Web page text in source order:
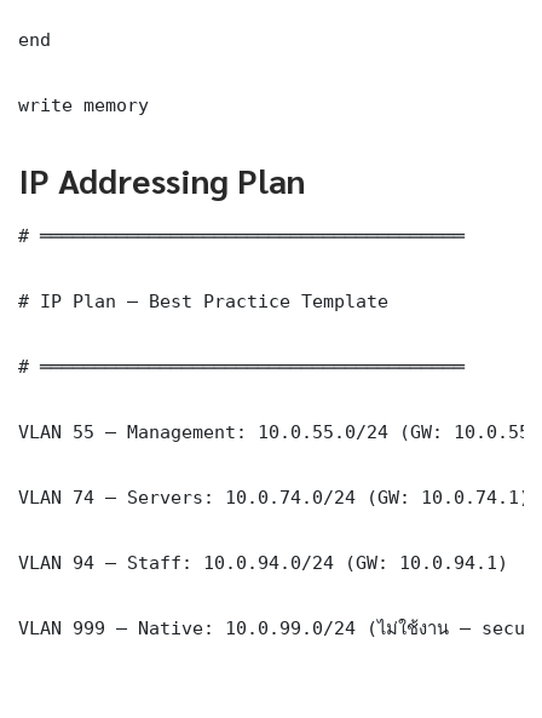
end
write memory
IP Addressing Plan
# ═══════════════════════════════════════
# IP Plan — Best Practice Template
# ═══════════════════════════════════════
VLAN 55 — Management: 10.0.55.0/24 (GW:
VLAN 74 — Servers: 10.0.74.0/24 (GW: 10.0.74.1)
VLAN 94 — Staff: 10.0.94.0/24 (GW: 10.0.94.1)
VLAN 999 — Native: 10.0.99.0/24 (ไม่ใช้งาน —